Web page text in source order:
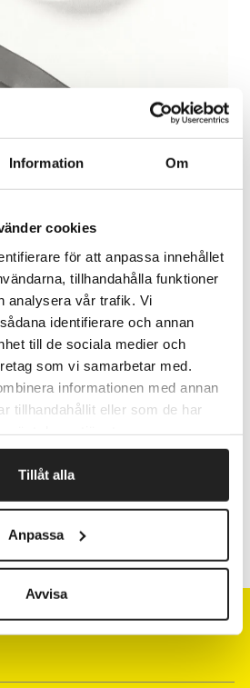
Information Om
cookies
för att anpassa innehållet
tillhandahålla funktioner
analysera vår trafik. Vi
identifierare och annan
till de sociala medier och
som vi samarbetar med.
informationen med annan
tillhandahållit eller som de har
Tillåt alla
Anpassa
Avvisa
Sølv
en klassiker.
flotte, skinnende sølvsilkebånd,
gave i elegance og eksklusivitet.
du handler for 1.900,-
samme dag ved bestilling
16